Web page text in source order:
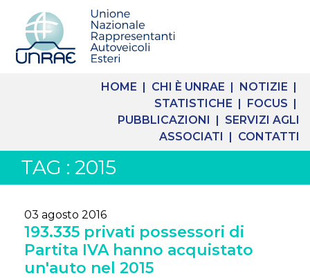
HOME | CHI È UNRAE | NOTIZIE |
STATISTICHE | FOCUS |
PUBBLICAZIONI | SERVIZI AGLI
ASSOCIATI | CONTATTI
TAG : 2015
03 agosto 2016
193.335 privati possessori di
Partita IVA hanno acquistato
un'auto nel 2015